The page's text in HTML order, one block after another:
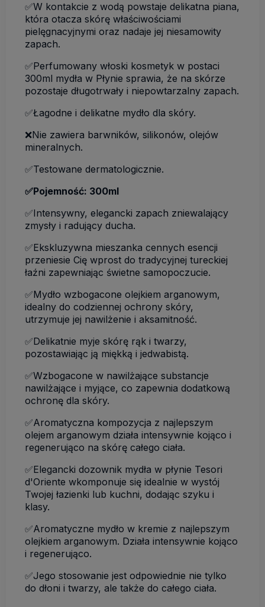
✅W kontakcie z wodą powstaje delikatna piana,
która otacza skórę właściwościami
pielęgnacyjnymi oraz nadaje jej niesamowity
zapach.
✅Perfumowany włoski kosmetyk w postaci
300ml mydła w Płynie sprawia, że na skórze
pozostaje długotrwały i niepowtarzalny zapach.
✅Łagodne i delikatne mydło dla skóry.
❌Nie zawiera barwników, silikonów, olejów
mineralnych.
✅Testowane dermatologicznie.
✅Pojemność: 300ml
✅Intensywny, elegancki zapach zniewalający
zmysły i radujący ducha.
✅Ekskluzywna mieszanka cennych esencji
przeniesie Cię wprost do tradycyjnej tureckiej
łaźni zapewniając świetne samopoczucie.
✅Mydło wzbogacone olejkiem arganowym,
idealny do codziennej ochrony skóry,
utrzymuje jej nawilżenie i aksamitność.
✅Delikatnie myje skórę rąk i twarzy,
pozostawiając ją miękką i jedwabistą.
✅Wzbogacone w nawilżające substancje
nawilżające i myjące, co zapewnia dodatkową
ochronę dla skóry.
✅Aromatyczna kompozycja z najlepszym
olejem arganowym działa intensywnie kojąco i
regenerująco na skórę całego ciała.
✅Elegancki dozownik mydła w płynie Tesori
d'Oriente wkomponuje się idealnie w wystój
Twojej łazienki lub kuchni, dodając szyku i
klasy.
✅Aromatyczne mydło w kremie z najlepszym
olejkiem arganowym. Działa intensywnie kojąco
i regenerująco.
✅Jego stosowanie jest odpowiednie nie tylko
do dłoni i twarzy, ale także do całego ciała.